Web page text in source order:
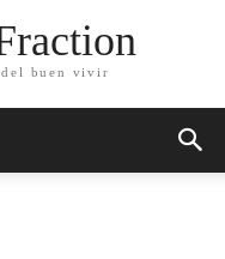
del buen vivir